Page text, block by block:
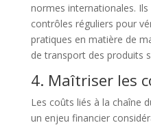
normes internationales.
contrôles réguliers pour
pratiques en matière de
de transport des produits
4. Maîtriser les
Les coûts liés à la chaîne
un enjeu financier